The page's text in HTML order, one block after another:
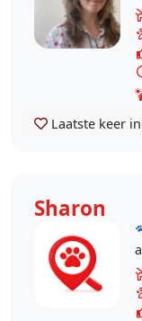
Laatste keer
Sharon